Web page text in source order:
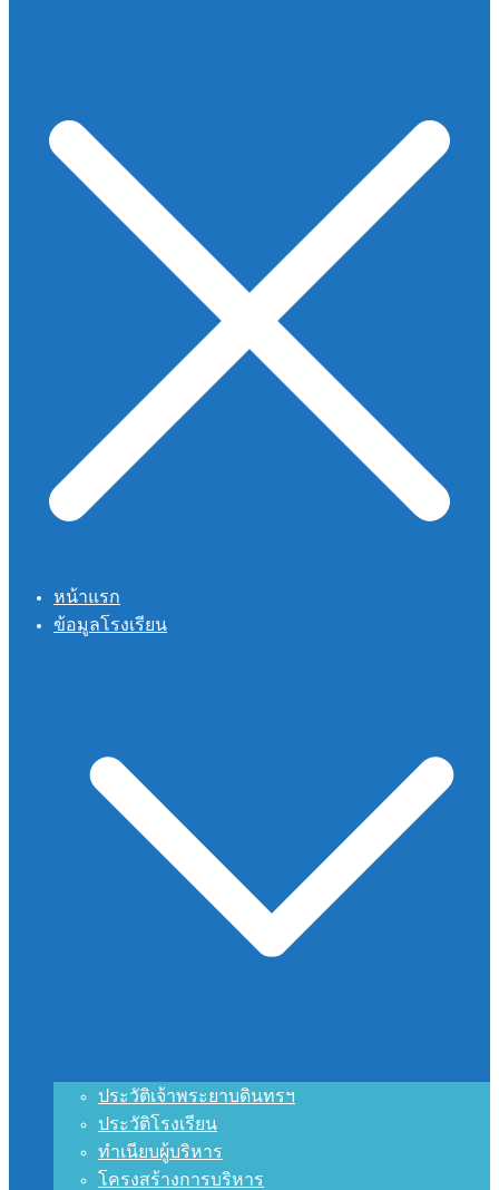
หน้าแรก
ข้อมูลโรงเรียน
ประวัติเจ้าพระยาบดินทรฯ
ประวัติโรงเรียน
ทำเนียบผู้บริหาร
โครงสร้างการบริหาร